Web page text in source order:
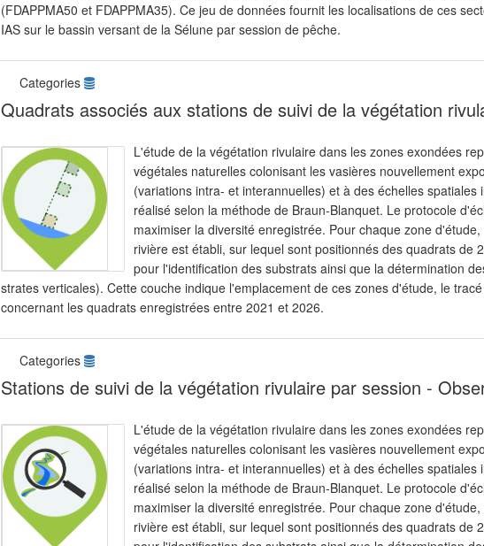
(FDAPPMA50 et FDAPPMA35). Ce jeu de données fournit les localisations de ces
IAS sur le bassin versant de la Sélune par session de pêche.
Categories
Quadrats associés aux stations de suivi de la végétation
L'étude de la végétation rivulaire dans les zones exondées
végétales naturelles colonisant les vasières nouvellement
(variations intra- et interannuelles) et à des échelles
réalisé selon la méthode de Braun-Blanquet. Le protocole
maximiser la diversité enregistrée. Pour chaque zone
rivière est établi, sur lequel sont positionnés des quadrats de
pour l'identification des substrats ainsi que la détermination
strates verticales). Cette couche indique l'emplacement de ces zones d'étude, le
concernant les quadrats enregistrées entre 2021 et 2026.
Categories
Stations de suivi de la végétation rivulaire par session -
L'étude de la végétation rivulaire dans les zones exondées
végétales naturelles colonisant les vasières nouvellement
(variations intra- et interannuelles) et à des échelles
réalisé selon la méthode de Braun-Blanquet. Le protocole
maximiser la diversité enregistrée. Pour chaque zone
rivière est établi, sur lequel sont positionnés des quadrats de